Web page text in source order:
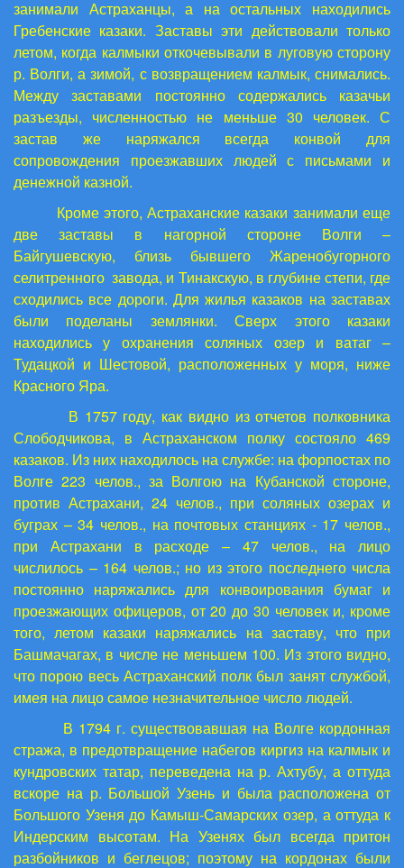
занимали Астраханцы, а на остальных находились
Гребенские казаки. Заставы эти действовали только
летом, когда калмыки откочевывали в луговую сторону
р. Волги, а зимой, с возвращением калмык, снимались.
Между заставами постоянно содержались казачьи
разъезды, численностью не меньше 30 человек. С
застав же наряжался всегда конвой для
сопровождения проезжавших людей с письмами и
денежной казной.
Кроме этого, Астраханские казаки занимали еще
две заставы в нагорной стороне Волги –
Байгушевскую, близь бывшего Жаренобугорного
селитренного завода, и Тинакскую, в глубине степи, где
сходились все дороги. Для жилья казаков на заставах
были поделаны землянки. Сверх этого казаки
находились у охранения соляных озер и ватаг –
Тудацкой и Шестовой, расположенных у моря, ниже
Красного Яра.
В 1757 году, как видно из отчетов полковника
Слободчикова, в Астраханском полку состояло 469
казаков. Из них находилось на службе: на форпостах по
Волге 223 челов., за Волгою на Кубанской стороне,
против Астрахани, 24 челов., при соляных озерах и
буграх – 34 челов., на почтовых станциях - 17 челов.,
при Астрахани в расходе – 47 челов., на лицо
числилось – 164 челов.; но из этого последнего числа
постоянно наряжались для конвоирования бумаг и
проезжающих офицеров, от 20 до 30 человек и, кроме
того, летом казаки наряжались на заставу, что при
Башмачагах, в числе не меньшем 100. Из этого видно,
что порою весь Астраханский полк был занят службой,
имея на лицо самое незначительное число людей.
В 1794 г. существовавшая на Волге кордонная
стража, в предотвращение набегов киргиз на калмык и
кундровских татар, переведена на р. Ахтубу, а оттуда
вскоре на р. Большой Узень и была расположена от
Большого Узеня до Камыш-Самарских озер, а оттуда к
Индерским высотам. На Узенях был всегда притон
разбойников и беглецов; поэтому на кордонах были